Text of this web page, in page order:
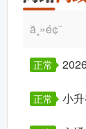
ä¸»é¢˜
正常
正常 小